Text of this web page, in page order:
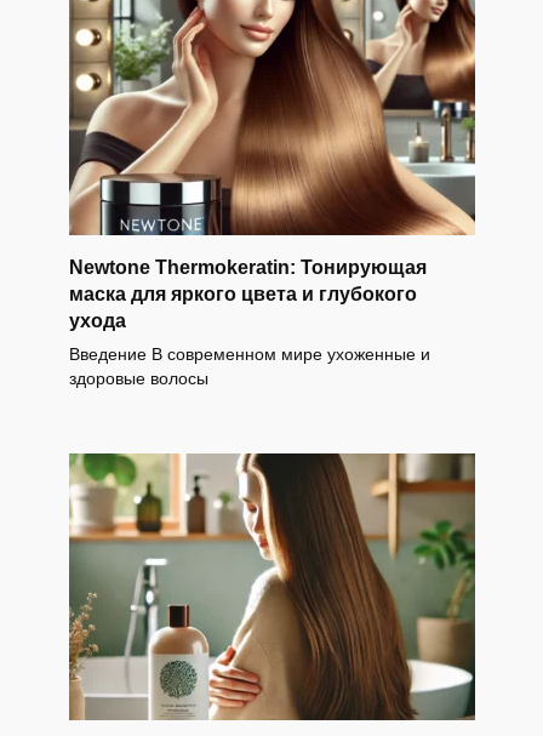
Newtone Thermokeratin: Тонирующая
маска для яркого цвета и глубокого
ухода
Введение В современном мире ухоженные и
здоровые волосы